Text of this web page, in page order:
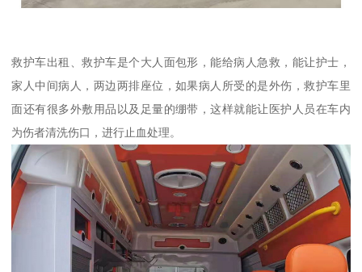
救护车出租、救护车是个大人面包形，能给病人急救，能让护士，
家人中间病人，两边两排座位，如果病人所受的是外伤，救护车里
面还有很多外敷用品以及足量的绷带，这样就能让医护人员在车内
为伤者清洗伤口，进行止血处理。